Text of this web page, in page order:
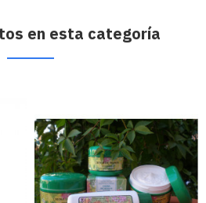
en esta categoría